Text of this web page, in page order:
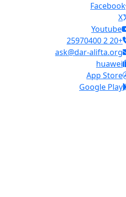
Facebook
X
Youtube
+20 2 25970400
ask@dar-alifta.org
huawei
App Store
Google Play